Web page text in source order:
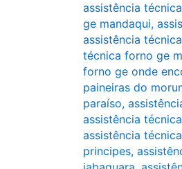
assistência
ge mandaqui,
assistência
técnica forno ge
forno ge onde
paineiras do
paraíso,
assistência
assistência
principes,